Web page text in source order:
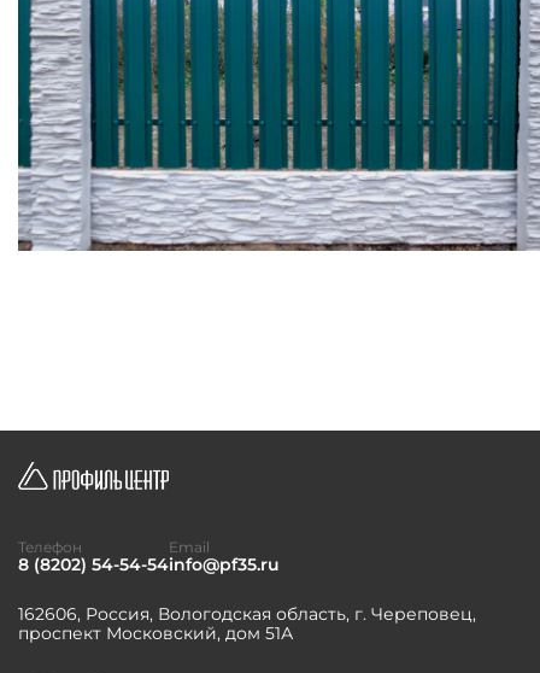
162606, Россия, Вологодская область, г. Череповец,
проспект Московский, дом 51А
Телефон
8 (8202) 54-54-54
Email
info@pf35.ru